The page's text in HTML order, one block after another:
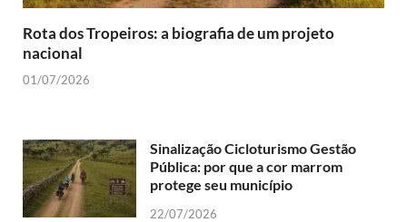
Rota dos Tropeiros: a biografia de um projeto
nacional
01/07/2026
Sinalização Cicloturismo Gestão
Pública: por que a cor marrom
protege seu município
22/07/2026